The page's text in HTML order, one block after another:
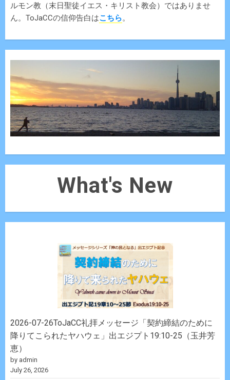
ルモン教（末日聖徒イエス・キリスト教会）ではありませ
ん。ToJaCCの信仰告白はこちら。
What's New
2026-07-26ToJaCC礼拝メッセージ「契約締結のために
降りてこられたヤハウェ」出エジプト19:10-25（玉井芳
恵）
by admin
July 26, 2026